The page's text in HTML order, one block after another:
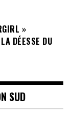
»
DÉESSE DU
SUD